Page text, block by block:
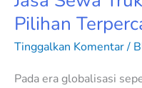
Pilihan
Tinggalkan Komentar/
Pada era globalisasi